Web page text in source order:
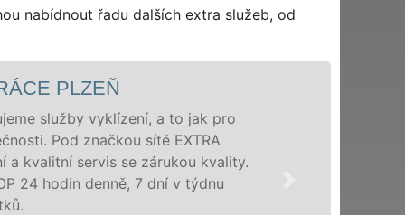
nabídnout řadu dalších extra služeb, od
PLZEŇ
služby vyklízení, a to jak pro
Pod značkou sítě EXTRA
servis se zárukou kvality.
hodin denně, 7 dní v týdnu